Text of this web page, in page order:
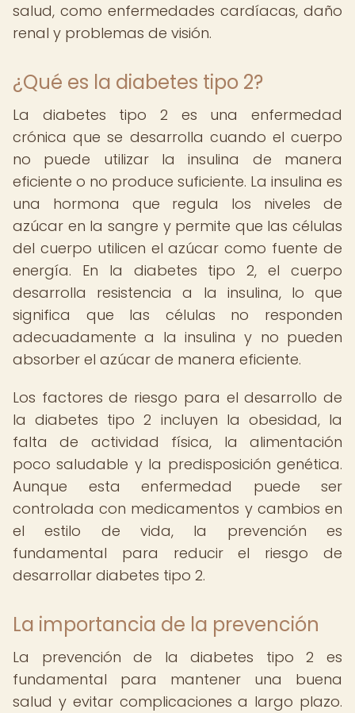
salud, como enfermedades cardíacas, daño
renal y problemas de visión.
¿Qué es la diabetes tipo 2?
La diabetes tipo 2 es una enfermedad
crónica que se desarrolla cuando el cuerpo
no puede utilizar la insulina de manera
eficiente o no produce suficiente. La insulina es
una hormona que regula los niveles de
azúcar en la sangre y permite que las células
del cuerpo utilicen el azúcar como fuente de
energía. En la diabetes tipo 2, el cuerpo
desarrolla resistencia a la insulina, lo que
significa que las células no responden
adecuadamente a la insulina y no pueden
absorber el azúcar de manera eficiente.
Los factores de riesgo para el desarrollo de
la diabetes tipo 2 incluyen la obesidad, la
falta de actividad física, la alimentación
poco saludable y la predisposición genética.
Aunque esta enfermedad puede ser
controlada con medicamentos y cambios en
el estilo de vida, la prevención es
fundamental para reducir el riesgo de
desarrollar diabetes tipo 2.
La importancia de la prevención
La prevención de la diabetes tipo 2 es
fundamental para mantener una buena
salud y evitar complicaciones a largo plazo.